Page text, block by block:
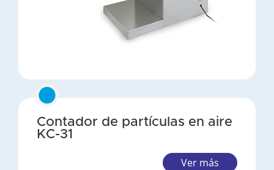
Contador de partículas en aire
KC-31
Ver más